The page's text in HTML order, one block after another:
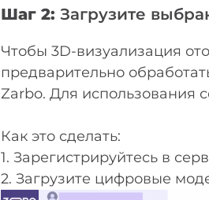
Шаг 2: Загрузите
Чтобы 3D-визуализация
предварительно
Zarbo. Для использования
Как это сделать:
1. Зарегистрируйтесь в
2. Загрузите цифровые